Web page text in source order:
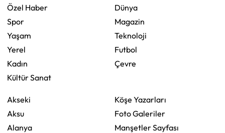
Özel Haber
Spor
Yaşam
Yerel
Kadın
Kültür Sanat
Dünya
Magazin
Teknoloji
Futbol
Çevre
Akseki
Aksu
Alanya
Köşe Yazarları
Foto Galeriler
Manşetler Sayfası